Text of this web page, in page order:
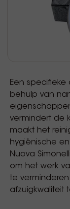
Een
behulp van
vermindert de
maakt het
hygiënische
Nuova
om het werk
te
afzuigkwaliteit